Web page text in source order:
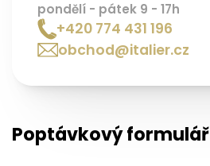
pondělí - pátek 9 - 17h
+420 774 431 196
obchod@italier.cz
Poptávkový formulář